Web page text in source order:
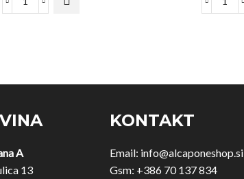
A
13
KONTAKT
Email: info@alcaponeshop.si
Gsm: +386 70 137 834